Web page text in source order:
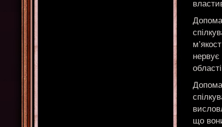
нервує
що